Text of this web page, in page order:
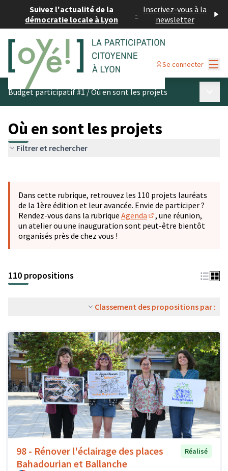
Suivez l'actualité de la
démocratie locale à Lyon
- Inscrivez-vous à la
newsletter
Se connecter
Budget participatif #1/Où en sont les projets
Où en sont les projets
Filtrer et rechercher
−
Dans cette rubrique, retrouvez les 110 projets lauréats
de la 1ère édition et leur avancée. Envie de participer ?
Rendez-vous dans la rubrique Agenda
(S'ouvre dans un
, une réunion,
un atelier ou une inauguration sont peut-être bientôt
organisés près de chez vous !
110 propositions
Classement des propositions par :
98 - Rénover l'éclairage des places
Bahadourian et Ballanche
Réalisé